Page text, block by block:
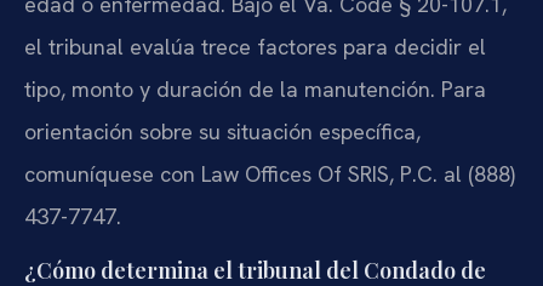
el tribunal evalúa trece factores para decidir el
tipo, monto y duración de la manutención. Para
orientación sobre su situación específica,
comuníquese con Law Offices Of SRIS, P.C. al (888)
437-7747.
¿Cómo determina el tribunal del Condado de